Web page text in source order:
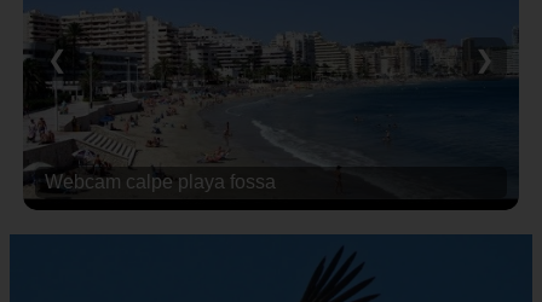
Webcam calpe playa fossa
❮ ❯